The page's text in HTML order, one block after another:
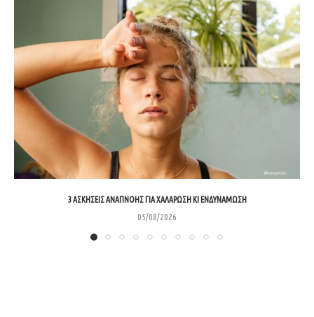
3 ΑΣΚΉΣΕΙΣ ΑΝΑΠΝΟΉΣ ΓΙΑ ΧΑΛΆΡΩΣΗ ΚΙ ΕΝΔΥΝΆΜΩΣΗ
05/08/2026